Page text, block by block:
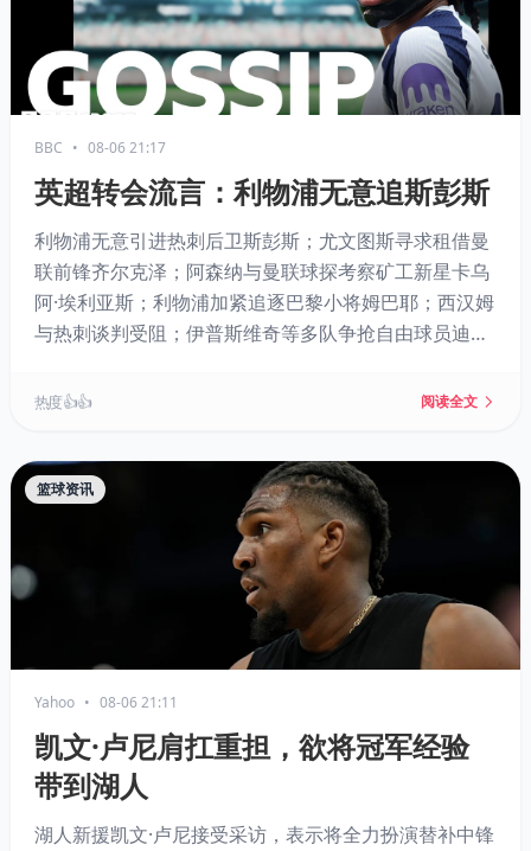
BBC • 08-06 21:17
英超转会流言：利物浦无意追斯彭斯
利物浦无意引进热刺后卫斯彭斯；尤文图斯寻求租借曼
联前锋齐尔克泽；阿森纳与曼联球探考察矿工新星卡乌
阿·埃利亚斯；利物浦加紧追逐巴黎小将姆巴耶；西汉姆
与热刺谈判受阻；伊普斯维奇等多队争抢自由球员迪亚
利；桑德兰有望签下卡塔莫。
热度 👍👍 阅读全文
篮球资讯
Yahoo • 08-06 21:11
凯文·卢尼肩扛重担，欲将冠军经验
带到湖人
湖人新援凯文·卢尼接受采访，表示将全力扮演替补中锋